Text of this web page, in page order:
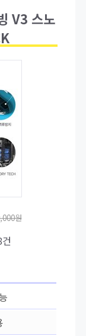
V3 스노
원